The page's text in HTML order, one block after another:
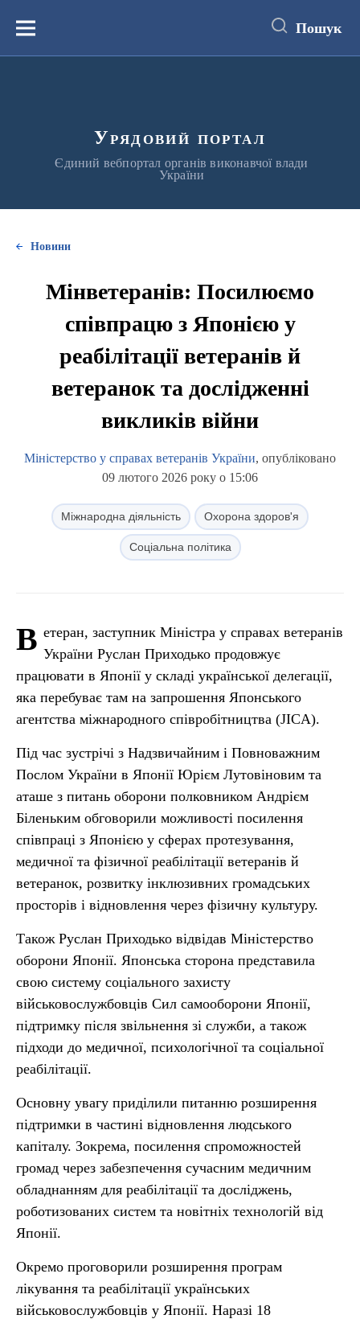
вмістуМеню Пошук
Урядовий портал
Єдиний вебпортал органів виконавчої влади
України
Новини
Мінветеранів: Посилюємо
співпрацю з Японією у
реабілітації ветеранів й
ветеранок та дослідженні
викликів війни
Міністерство у справах ветеранів України, опубліковано
09 лютого 2026 року о 15:06
Міжнародна діяльність Охорона здоров'я
Соціальна політика
В етеран, заступник Міністра у справах ветеранів
України Руслан Приходько продовжує
працювати в Японії у складі української делегації,
яка перебуває там на запрошення Японського
агентства міжнародного співробітництва (JICA).
Під час зустрічі з Надзвичайним і Повноважним
Послом України в Японії Юрієм Лутовіновим та
аташе з питань оборони полковником Андрієм
Біленьким обговорили можливості посилення
співпраці з Японією у сферах протезування,
медичної та фізичної реабілітації ветеранів й
ветеранок, розвитку інклюзивних громадських
просторів і відновлення через фізичну культуру.
Також Руслан Приходько відвідав Міністерство
оборони Японії. Японська сторона представила
свою систему соціального захисту
військовослужбовців Сил самооборони Японії,
підтримку після звільнення зі служби, а також
підходи до медичної, психологічної та соціальної
реабілітації.
Основну увагу приділили питанню розширення
підтримки в частині відновлення людського
капіталу. Зокрема, посилення спроможностей
громад через забезпечення сучасним медичним
обладнанням для реабілітації та досліджень,
роботизованих систем та новітніх технологій від
Японії.
Окремо проговорили розширення програм
лікування та реабілітації українських
військовослужбовців у Японії. Наразі 18